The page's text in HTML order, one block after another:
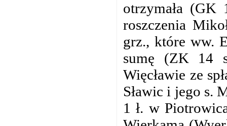
otrzymała (GK
roszczenia
grz., które ww.
sumę (ZK 14
Więcławie ze
Sławic i jego s.
1 ł. w